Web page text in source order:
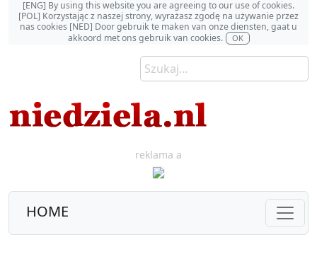
[ENG] By using this website you are agreeing to our use of cookies.
[POL] Korzystając z naszej strony, wyrażasz zgodę na używanie przez
nas cookies [NED] Door gebruik te maken van onze diensten, gaat u
akkoord met ons gebruik van cookies.
OK
reklama a
HOME